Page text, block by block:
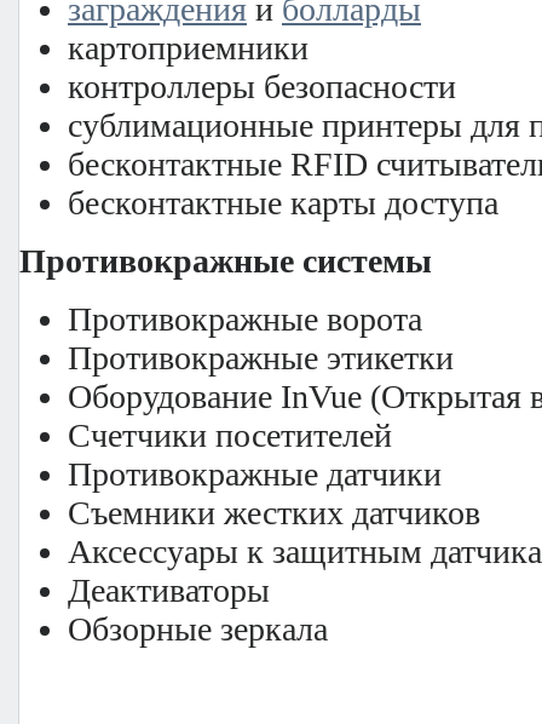
заграждения и болларды
картоприемники
контроллеры безопасности
сублимационные принтеры для
бесконтактные RFID
бесконтактные карты доступа
Противокражные системы
Противокражные ворота
Противокражные этикетки
Оборудование InVue (Открытая
Счетчики посетителей
Противокражные датчики
Съемники жестких датчиков
Аксессуары к защитным
Деактиваторы
Обзорные зеркала